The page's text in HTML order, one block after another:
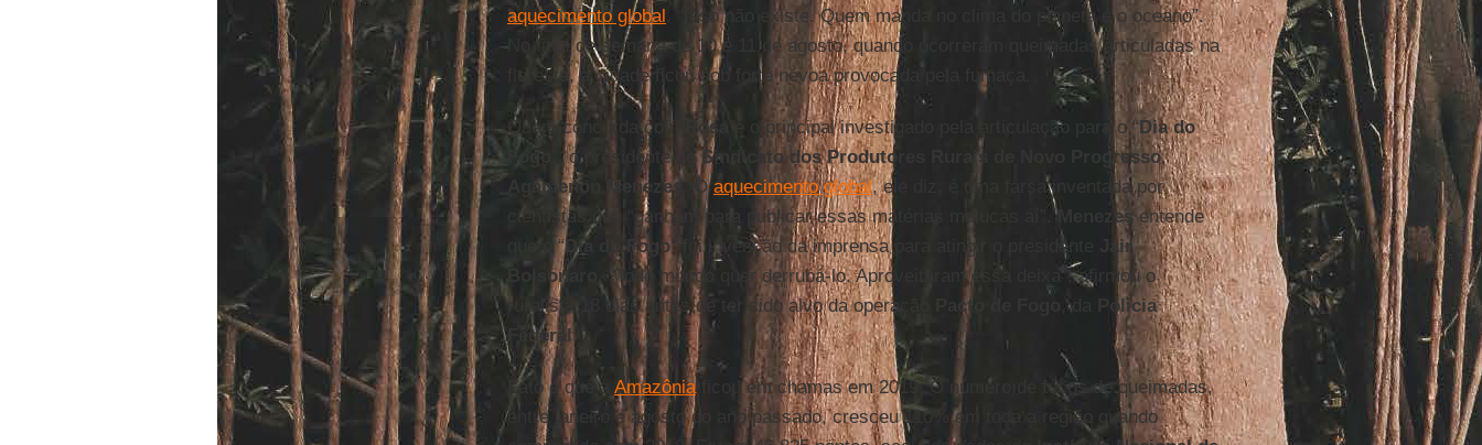
aquecimento global . “Isso não existe. Quem manda no clima do planeta é o oceano”.
No final de semana de 10 e 11 de agosto, quando ocorreram queimadas articuladas na
floresta, a cidade ficou sob forte névoa provocada pela fumaça.
Quem concorda com Rosa é o principal investigado pela articulação para o “Dia do
Fogo
”, o presidente doSindicato dos Produtores Rurais de Novo Progresso,
Agamenon
Menezes . Oaquecimento global, ele diz, é uma farsa inventada por
cientistas que “ganham para publicar essas matérias malucas aí”.Menezes entende
que o “Dia do Fogo” foi invenção da imprensa para atingir o presidente
Jair
Bolsonaro
. “Todo mundo quer derrubá-lo. Aproveitaram essa deixa”, afirmou o
ruralista 18 dias antes de ter sido alvo da operação
Pacto de Fogo , da
Polícia
Federal.
Fato é que a Amazôniaficou em chamas em 2019. O número de focos de queimadas,
entre janeiro e agosto do ano passado, cresceu 110% em toda a região quando